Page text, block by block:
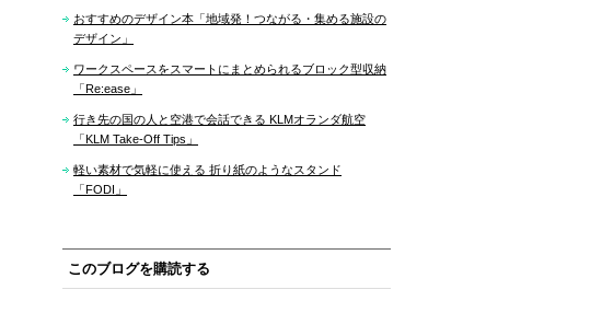
おすすめのデザイン本「地域発！つながる・集める施設の
デザイン」
ワークスペースをスマートにまとめられるブロック型収納
「Re:ease」
行き先の国の人と空港で会話できる KLMオランダ航空
「KLM Take-Off Tips」
軽い素材で気軽に使える 折り紙のようなスタンド
「FODI」
このブログを購読する